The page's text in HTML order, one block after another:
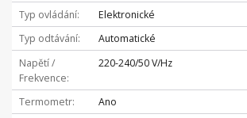
Typ ovládání
Elektronické
Typ odtávání
Automatické
Napětí /
Frekvence
220-240/50 V/Hz
Termometr
Ano